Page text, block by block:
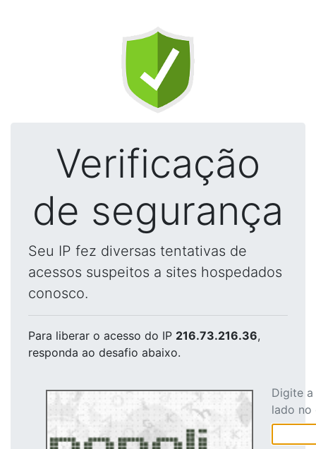
Verificação
de segurança
Seu IP fez diversas tentativas de
acessos suspeitos a sites hospedados
conosco.
Para liberar o acesso do IP 216.73.216.36,
responda ao desafio abaixo.
Digite
lado no